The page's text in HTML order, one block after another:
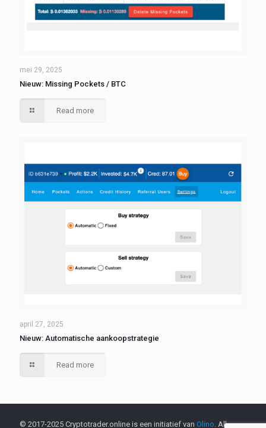
mei 29, 2025
Nieuw: Missing Pockets / BTC
Read more
april 27, 2025
Nieuw: Automatische aankoopstrategie
Read more
© 2017-2025 Cryptotrader.online is een initiatief van Olino . All